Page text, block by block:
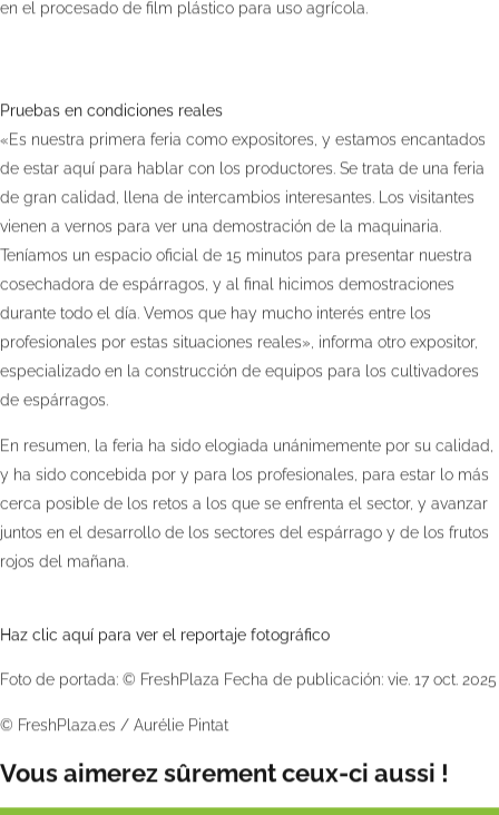
en el procesado de film plástico para uso agrícola.
Pruebas en condiciones reales
«Es nuestra primera feria como expositores, y estamos encantados
de estar aquí para hablar con los productores. Se trata de una feria
de gran calidad, llena de intercambios interesantes. Los visitantes
vienen a vernos para ver una demostración de la maquinaria.
Teníamos un espacio oficial de 15 minutos para presentar nuestra
cosechadora de espárragos, y al final hicimos demostraciones
durante todo el día. Vemos que hay mucho interés entre los
profesionales por estas situaciones reales», informa otro expositor,
especializado en la construcción de equipos para los cultivadores
de espárragos.
En resumen, la feria ha sido elogiada unánimemente por su calidad,
y ha sido concebida por y para los profesionales, para estar lo más
cerca posible de los retos a los que se enfrenta el sector, y avanzar
juntos en el desarrollo de los sectores del espárrago y de los frutos
rojos del mañana.
Haz clic aquí para ver el reportaje fotográfico
Foto de portada: © FreshPlaza Fecha de publicación: vie. 17 oct. 2025
© FreshPlaza.es / Aurélie Pintat
Vous aimerez sûrement ceux-ci aussi !